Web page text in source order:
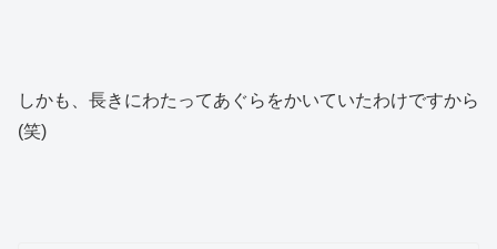
しかも、長きにわたってあぐらをかいていたわけですから
(笑)